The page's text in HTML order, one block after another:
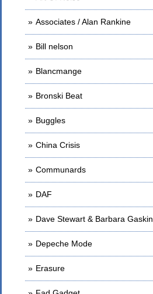
Associates / Alan Rankine
Bill nelson
Blancmange
Bronski Beat
Buggles
China Crisis
Communards
DAF
Dave Stewart & Barbara Gaskin
Depeche Mode
Erasure